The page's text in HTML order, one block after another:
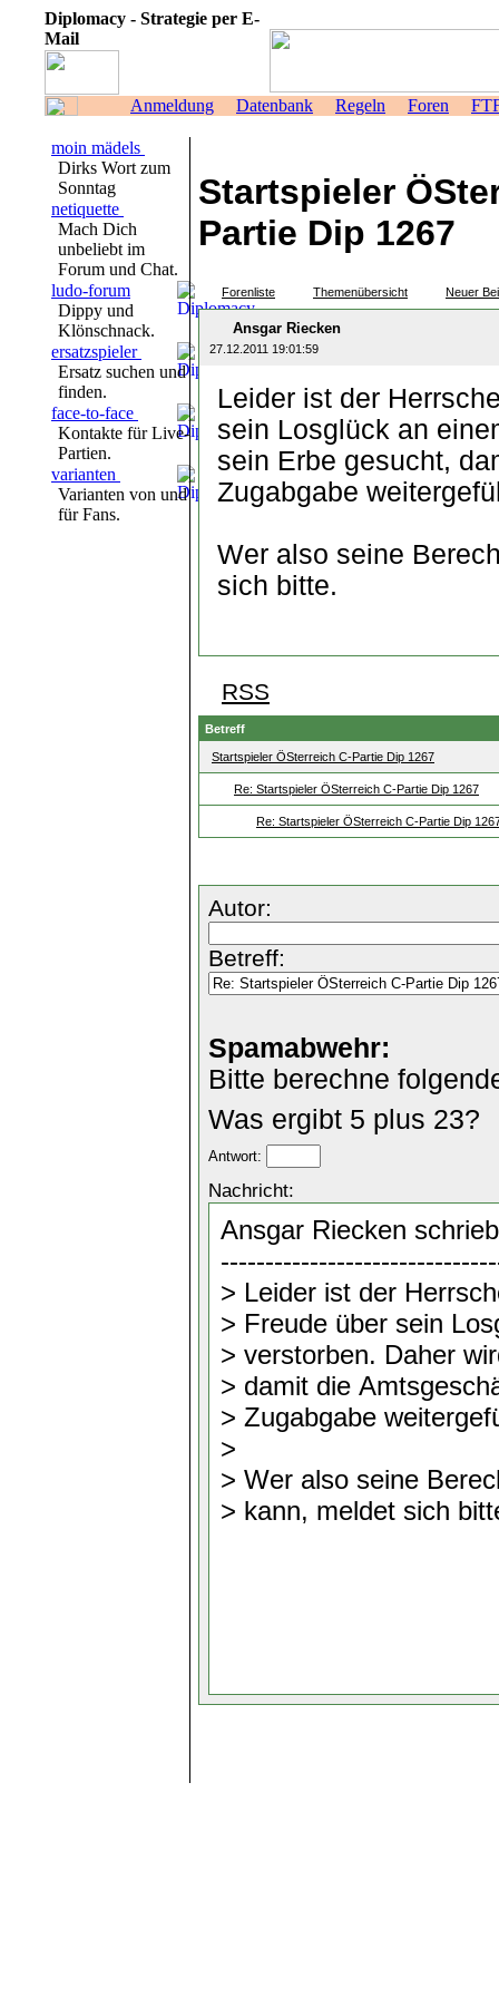
Diplomacy - Strategie per E-
Mail
Anmeldung Datenbank Regeln Foren
moin mädels
Dirks Wort zum
Sonntag
netiquette
Mach Dich
unbeliebt im
Forum und Chat.
ludo-forum
Dippy und
Klönschnack.
ersatzspieler
Ersatz suchen und
finden.
face-to-face
Kontakte für Live-
Partien.
varianten
Varianten von und
für Fans.
Startspieler
Partie Dip 1267
Forenliste Themenübersicht Neuer
Ansgar Riecken
27.12.2011 19:01:59
Leider ist der
sein Losglück an
sein Erbe gesucht,
Zugabgabe
Wer also seine
sich bitte.
RSS
Betreff
Startspieler ÖSterreich C-Partie Dip 1267
Re: Startspieler ÖSterreich C-Partie Dip 1267
Re: Startspieler ÖSterreich C-Partie Dip
Autor:
Betreff:
Spamabwehr:
Bitte berechne
Was ergibt 5 plus 23?
Antwort:
Nachricht: